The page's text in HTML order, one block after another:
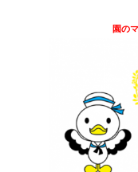
園のマスコット